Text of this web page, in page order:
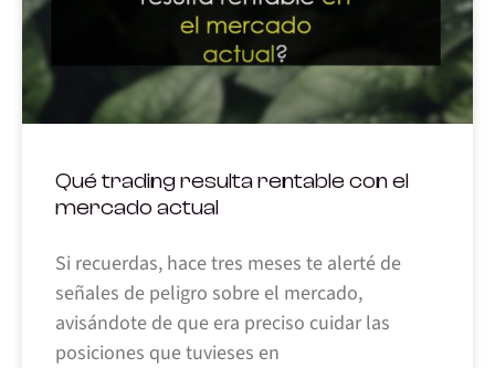
Qué trading resulta rentable con el
mercado actual
Si recuerdas, hace tres meses te alerté de
señales de peligro sobre el mercado,
avisándote de que era preciso cuidar las
posiciones que tuvieses en